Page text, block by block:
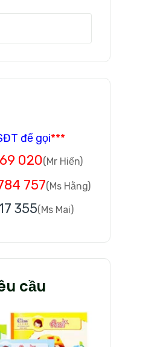
để gọi***
020(Mr Hiến)
757(Ms Hằng)
355(Ms Mai)
cầu